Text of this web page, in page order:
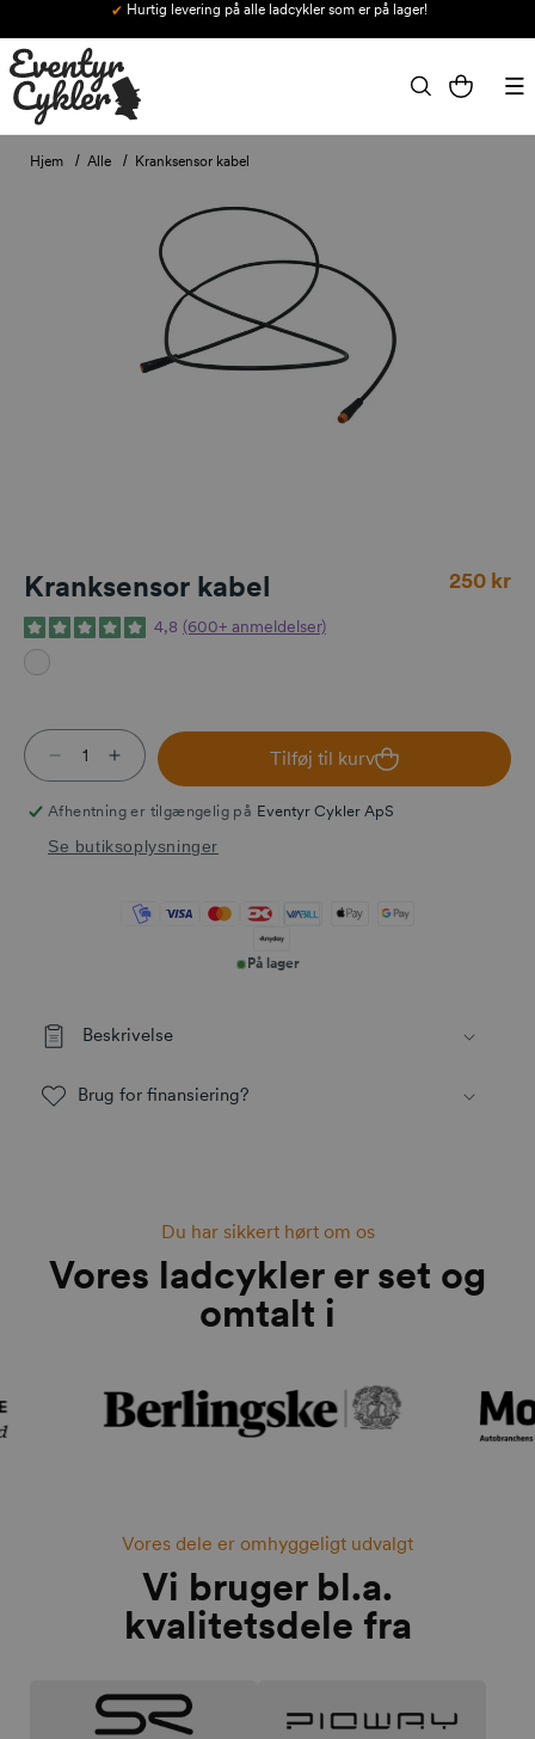
Hurtig levering på alle ladcykler som er på lager!
Indkøbskurv
Hjem Alle Kranksensor kabel
Kranksensor kabel 250 kr
4,8 (600+ anmeldelser)
Reducer antallet for Kranksensor kabel
Øg antallet for Kranksensor kabel
Tilføj til kurv
Afhentning er tilgængelig på Eventyr Cykler ApS
Se butiksoplysninger
På lager
Beskrivelse
Brug for finansiering?
Du har sikkert hørt om os
Vores ladcykler er set og
omtalt i
Vores dele er omhyggeligt udvalgt
Vi bruger bl.a.
kvalitetsdele fra